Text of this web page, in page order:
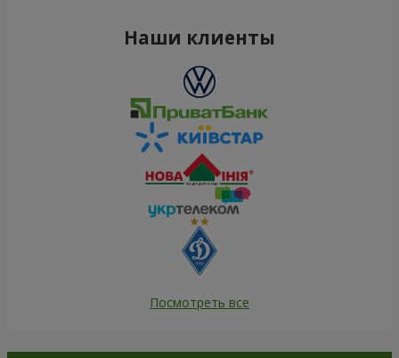
Наши клиенты
Посмотреть все